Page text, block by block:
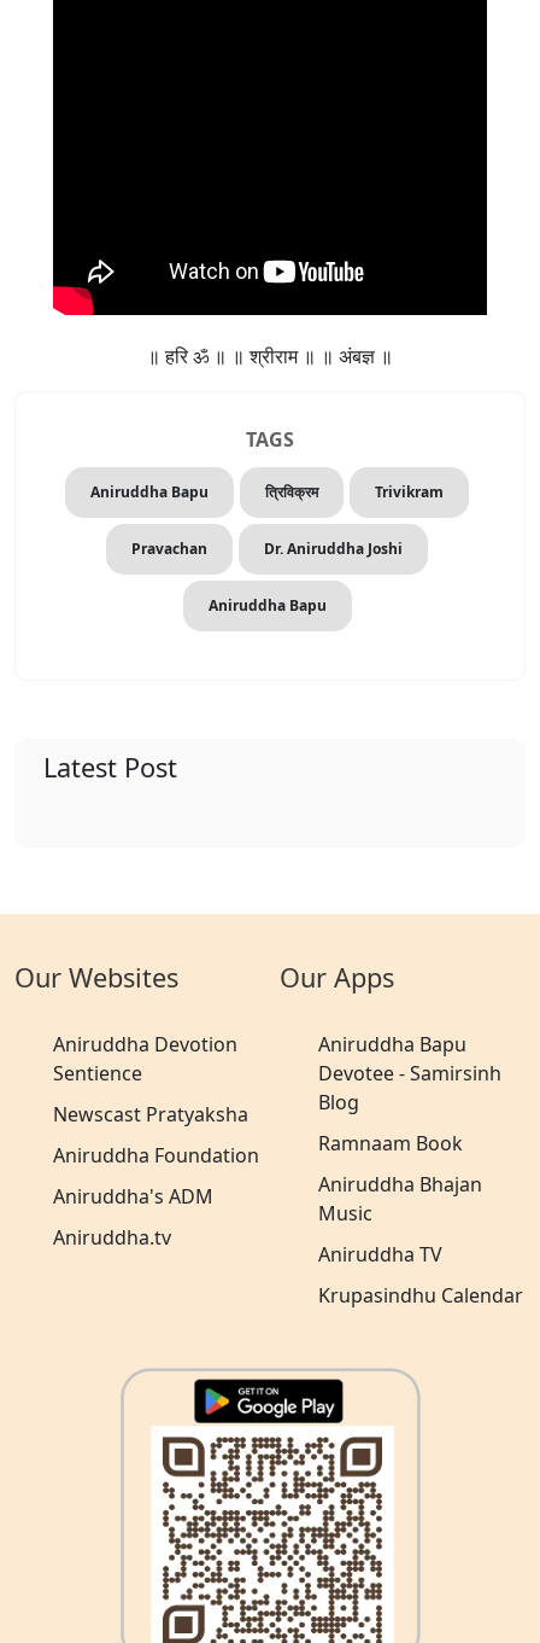
॥ हरि ॐ ॥ ॥ श्रीराम ॥ ॥ अंबज्ञ ॥
TAGS
Aniruddha Bapu त्रिविक्रम Trivikram
Pravachan Dr. Aniruddha Joshi
Aniruddha Bapu
Latest Post
Our Websites
Aniruddha Devotion
Sentience
Newscast Pratyaksha
Aniruddha Foundation
Aniruddha's ADM
Aniruddha.tv
Our Apps
Aniruddha Bapu
Devotee - Samirsinh
Blog
Ramnaam Book
Aniruddha Bhajan
Music
Aniruddha TV
Krupasindhu Calendar